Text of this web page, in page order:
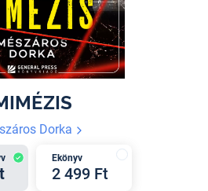
Dorka
Ekönyv
2 499 Ft